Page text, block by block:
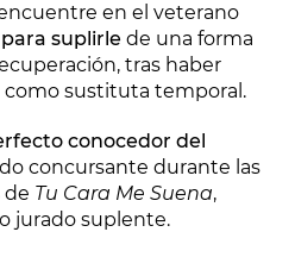
en el veterano
suplirle de una forma
tras haber
como sustituta temporal.
conocedor del
concursante durante las
de Tu Cara Me Suena,
jurado suplente.